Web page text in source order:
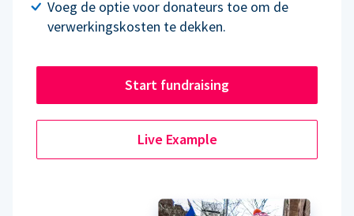
Voeg de optie voor donateurs toe om de
verwerkingskosten te dekken.
Start fundraising
Live Example